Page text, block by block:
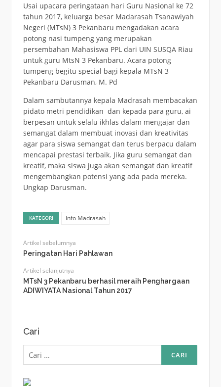
Usai upacara peringataan hari Guru Nasional ke 72
tahun 2017, keluarga besar Madarasah Tsanawiyah
Negeri (MTsN) 3 Pekanbaru mengadakan acara
potong nasi tumpeng yang merupakan
persembahan Mahasiswa PPL dari UIN SUSQA Riau
untuk guru MtsN 3 Pekanbaru. Acara potong
tumpeng begitu special bagi kepala MTsN 3
Pekanbaru Darusman, M. Pd
Dalam sambutannya kepala Madrasah membacakan
pidato metri pendidikan dan kepada para guru, ai
berpesan untuk selalu ikhlas dalam mengajar dan
semangat dalam membuat inovasi dan kreativitas
agar para siswa semangat dan terus berpacu dalam
mencapai prestasi terbaik. Jika guru semangat dan
kreatif, maka siswa juga akan semangat dan kreatif
mengembangkan potensi yang ada pada mereka.
Ungkap Darusman.
KATEGORI Info Madrasah
Artikel sebelumnya
Peringatan Hari Pahlawan
Artikel selanjutnya
MTsN 3 Pekanbaru berhasil meraih Penghargaan
ADIWIYATA Nasional Tahun 2017
Cari
Cari
untuk: